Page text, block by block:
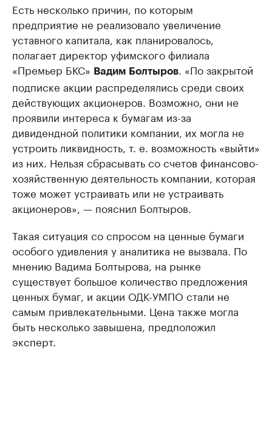
Есть несколько причин, по которым
предприятие не реализовало увеличение
уставного капитала, как планировалось,
полагает директор уфимского филиала
«Премьер БКС» Вадим Болтыров. «По закрытой
подписке акции распределялись среди своих
действующих акционеров. Возможно, они не
проявили интереса к бумагам из-за
дивидендной политики компании, их могла не
устроить ликвидность, т. е. возможность «выйти»
из них. Нельзя сбрасывать со счетов финансово-
хозяйственную деятельность компании, которая
тоже может устраивать или не устраивать
акционеров», — пояснил Болтыров.
Такая ситуация со спросом на ценные бумаги
особого удивления у аналитика не вызвала. По
мнению Вадима Болтырова, на рынке
существует большое количество предложения
ценных бумаг, и акции ОДК-УМПО стали не
самым привлекательными. Цена также могла
быть несколько завышена, предположил
эксперт.